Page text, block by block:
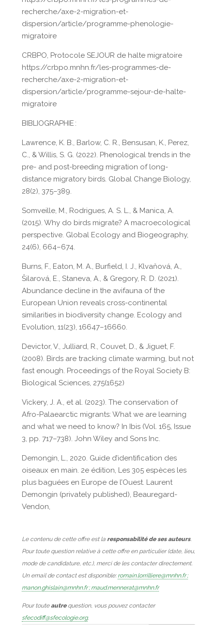
recherche/axe-2-migration-et-
dispersion/article/programme-phenologie-
migratoire
CRBPO, Protocole SEJOUR de halte migratoire
https://crbpo.mnhn.fr/les-programmes-de-
recherche/axe-2-migration-et-
dispersion/article/programme-sejour-de-halte-
migratoire
BIBLIOGRAPHIE :
Lawrence, K. B., Barlow, C. R., Bensusan, K., Perez,
C., & Willis, S. G. (2022). Phenological trends in the
pre- and post-breeding migration of long-
distance migratory birds. Global Change Biology,
28(2), 375–389.
Somveille, M., Rodrigues, A. S. L., & Manica, A.
(2015). Why do birds migrate? A macroecological
perspective. Global Ecology and Biogeography,
24(6), 664–674.
Burns, F., Eaton, M. A., Burfield, I. J., Klvaňová, A.,
Šilarová, E., Staneva, A., & Gregory, R. D. (2021).
Abundance decline in the avifauna of the
European Union reveals cross-continental
similarities in biodiversity change. Ecology and
Evolution, 11(23), 16647–16660.
Devictor, V., Julliard, R., Couvet, D., & Jiguet, F.
(2008). Birds are tracking climate warming, but not
fast enough. Proceedings of the Royal Society B:
Biological Sciences, 275(1652)
Vickery, J. A., et al. (2023). The conservation of
Afro-Palaearctic migrants: What we are learning
and what we need to know? In Ibis (Vol. 165, Issue
3, pp. 717–738). John Wiley and Sons Inc.
Demongin, L., 2020. Guide d’identification des
oiseaux en main. 2e édition, Les 305 espèces les
plus baguées en Europe de l’Ouest. Laurent
Demongin (privately published), Beauregard-
Vendon,
Le contenu de cette offre est la responsabilité de ses auteurs.
Pour toute question relative à cette offre en particulier (date, lieu,
mode de candidature, etc.), merci de les contacter directement.
Un email de contact est disponible: romain.lorrilliere@mnhn.fr ;
manon.ghislain@mnhn.fr ; maud.mennerat@mnhn.fr
Pour touteautrequestion, vous pouvez contacter
sfecodiff@sfecologie.org.